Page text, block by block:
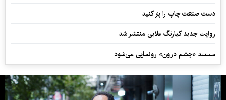
دست صنعت چاپ را پرُ کنید
روایت جدید کیارنگ علایی منتشر شد
مستند «چشم درون» رونمایی می‌شود